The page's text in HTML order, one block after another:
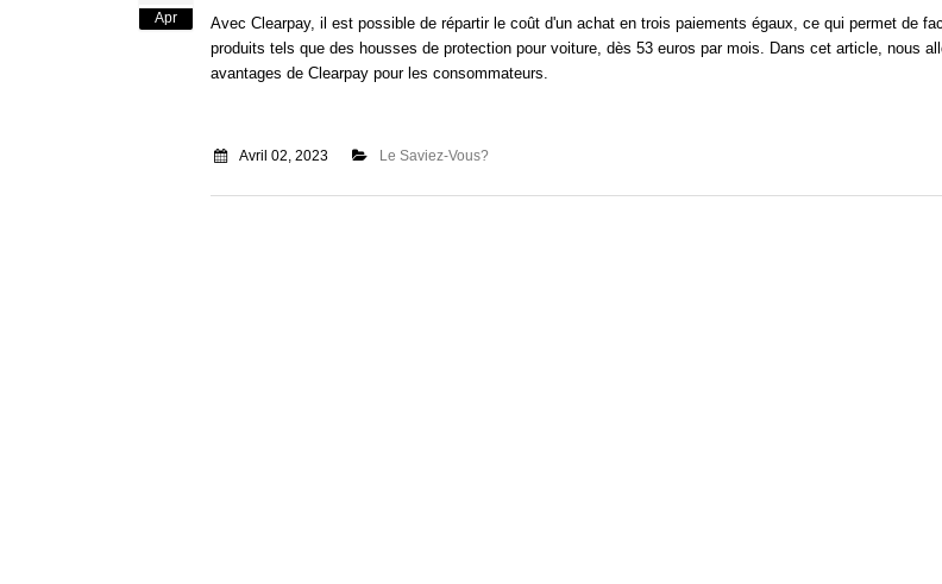
Apr
Avec Clearpay, il est possible de répartir le coût d'un achat en trois paiements égaux, ce qui permet de
produits tels que des housses de protection pour voiture, dès 53 euros par mois. Dans cet article, nous
avantages de Clearpay pour les consommateurs.
Avril 02, 2023 Le Saviez-Vous?